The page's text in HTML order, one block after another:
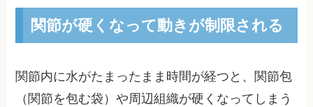
関節が硬くなって動きが制限される
関節内に水がたまったまま時間が経つと、関節包
（関節を包む袋）や周辺組織が硬くなってしまう